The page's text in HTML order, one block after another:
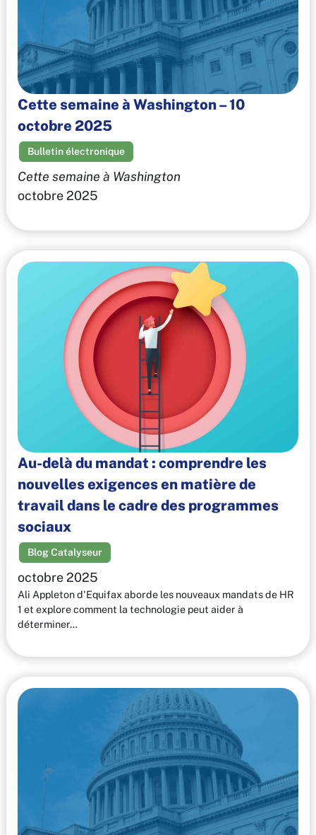
Cette semaine à Washington – 10
octobre 2025
Bulletin électronique
Cette semaine à Washington
octobre 2025
Au-delà du mandat : comprendre les
nouvelles exigences en matière de
travail dans le cadre des programmes
sociaux
Blog Catalyseur
octobre 2025
Ali Appleton d'Equifax aborde les nouveaux mandats de HR
1 et explore comment la technologie peut aider à
déterminer…